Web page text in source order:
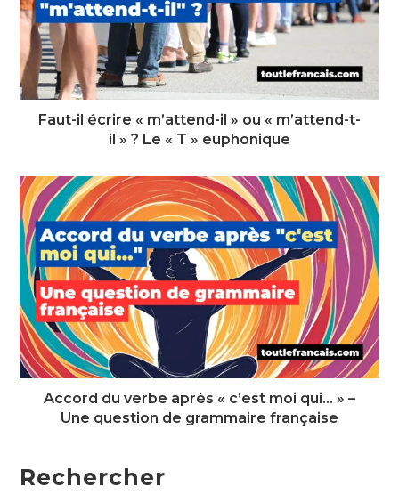
Faut-il écrire « m’attend-il » ou « m’attend-t-
il » ? Le « T » euphonique
Accord du verbe après « c’est moi qui… » –
Une question de grammaire française
Rechercher